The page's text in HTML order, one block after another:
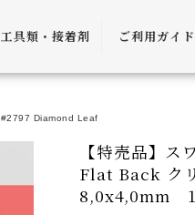
工具類・接着剤
ピンセット
アプリケーター
ヤットコ・ニッ
パー
ご利用ガイド
ご利用ガイド
ついて
決済方法につい
て
#2797 Diamond Leaf
【特売品】
Flat Back ク
8,0x4,0mm